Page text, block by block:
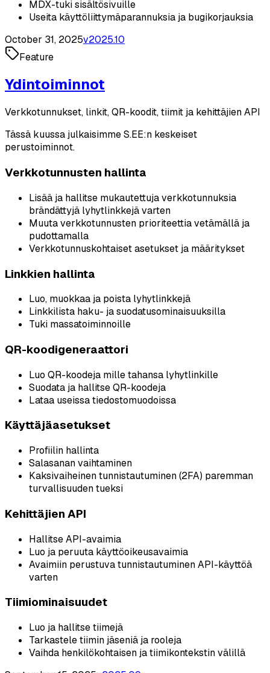
MDX-tuki sisältösivuille
Useita käyttöliittymäparannuksia ja bugikorjauksia
October 31, 2025v2025.10
Feature
Ydintoiminnot
Verkkotunnukset, linkit, QR-koodit, tiimit ja kehittäjien API
Tässä kuussa julkaisimme S.EE:n keskeiset
perustoiminnot.
Verkkotunnusten hallinta
Lisää ja hallitse mukautettuja verkkotunnuksia
brändättyjä lyhytlinkkejä varten
Muuta verkkotunnusten prioriteettia vetämällä ja
pudottamalla
Verkkotunnuskohtaiset asetukset ja määritykset
Linkkien hallinta
Luo, muokkaa ja poista lyhytlinkkejä
Linkkilista haku- ja suodatusominaisuuksilla
Tuki massatoiminnoille
QR-koodigeneraattori
Luo QR-koodeja mille tahansa lyhytlinkille
Suodata ja hallitse QR-koodeja
Lataa useissa tiedostomuodoissa
Käyttäjäasetukset
Profiilin hallinta
Salasanan vaihtaminen
Kaksivaiheinen tunnistautuminen (2FA) paremman
turvallisuuden tueksi
Kehittäjien API
Hallitse API-avaimia
Luo ja peruuta käyttöoikeusavaimia
Avaimiin perustuva tunnistautuminen API-käyttöä
varten
Tiimiominaisuudet
Luo ja hallitse tiimejä
Tarkastele tiimin jäseniä ja rooleja
Vaihda henkilökohtaisen ja tiimikontekstin välillä